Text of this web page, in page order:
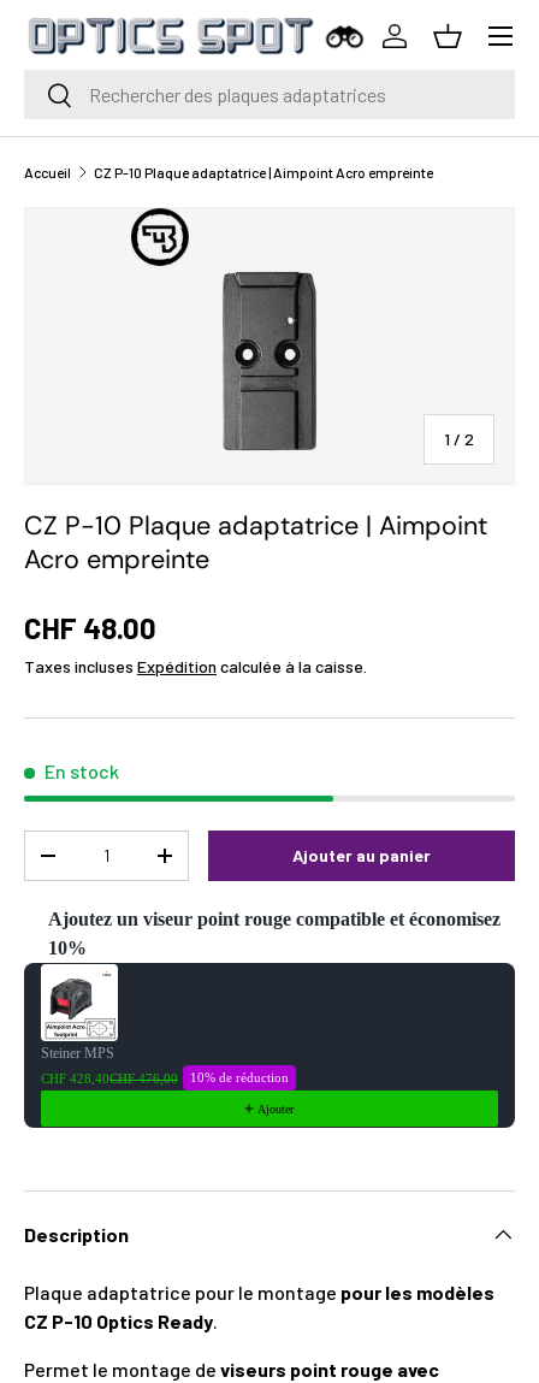
Aller au contenu
Rechercher
Rechercher
Se connecter
Panier
Menu
Accueil CZ P-10 Plaque adaptatrice | Aimpoint Acro empreinte
1/ de
2
CZ P-10 Plaque adaptatrice | Aimpoint
Acro empreinte
CHF 48.00
Taxes incluses Expédition calculée à la caisse.
En stock
-
+ Ajouter au panier
Ajoutez un viseur point rouge compatible et économisez
10%
Use the Previous and Next buttons to navigate through product
Steiner MPS
CHF 428,40CHF 476,00 10% de réduction
Ajouter
Description
Plaque adaptatrice pour le montage pour les modèles
CZ P-10 Optics Ready.
Permet le montage de viseurs point rouge avec